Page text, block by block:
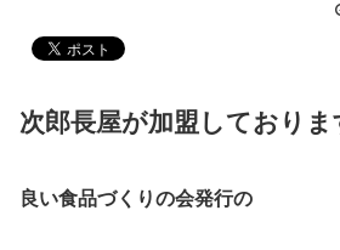
次郎長屋が加盟しておりま
良い食品づくりの会発行の